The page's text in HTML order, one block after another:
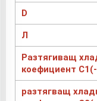
D
Л
Разтягиващ
коефициент
разтягващ